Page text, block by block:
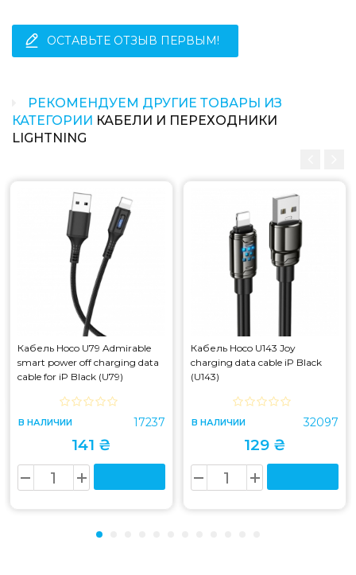
ОСТАВЬТЕ ОТЗЫВ ПЕРВЫМ!
РЕКОМЕНДУЕМ ДРУГИЕ ТОВАРЫ ИЗ
КАТЕГОРИИ КАБЕЛИ И ПЕРЕХОДНИКИ
LIGHTNING
Кабель Hoco U79 Admirable
smart power off charging data
cable for iP Black (U79)
В НАЛИЧИИ 17237
141 ₴
Кабель Hoco U143 Joy
charging data cable iP Black
(U143)
В НАЛИЧИИ 32097
129 ₴